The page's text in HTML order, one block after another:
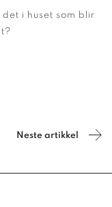
i huset som blir
Neste artikkel